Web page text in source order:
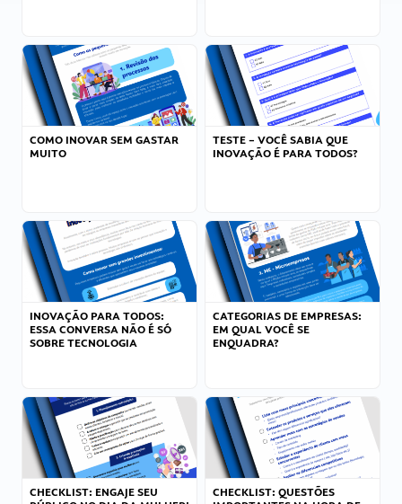
COMO INOVAR SEM GASTAR
MUITO
TESTE – VOCÊ SABIA QUE
INOVAÇÃO É PARA TODOS?
INOVAÇÃO PARA TODOS:
ESSA CONVERSA NÃO É SÓ
SOBRE TECNOLOGIA
CATEGORIAS DE EMPRESAS:
EM QUAL VOCÊ SE
ENQUADRA?
CHECKLIST: ENGAJE SEU
CHECKLIST: QUESTÕES